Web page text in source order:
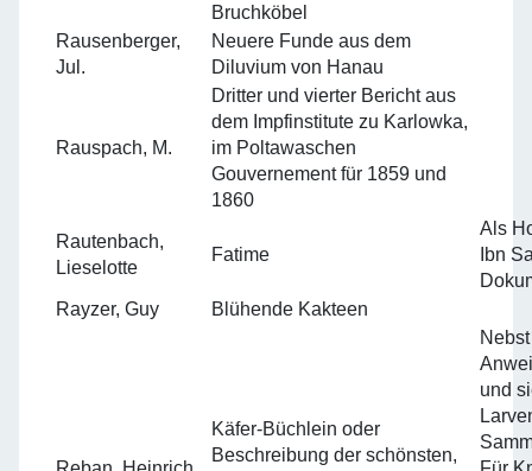
Bruchköbel
Rausenberger,
Jul.
Neuere Funde aus dem
Diluvium von Hanau
Rauspach, M.
Dritter und vierter Bericht aus
dem Impfinstitute zu Karlowka,
im Poltawaschen
Gouvernement für 1859 und
1860
Rautenbach,
Lieselotte
Fatime
Als
Ibn
Rayzer, Guy
Blühende Kakteen
Käfer-Büchlein oder
Beschreibung der schönsten,
und